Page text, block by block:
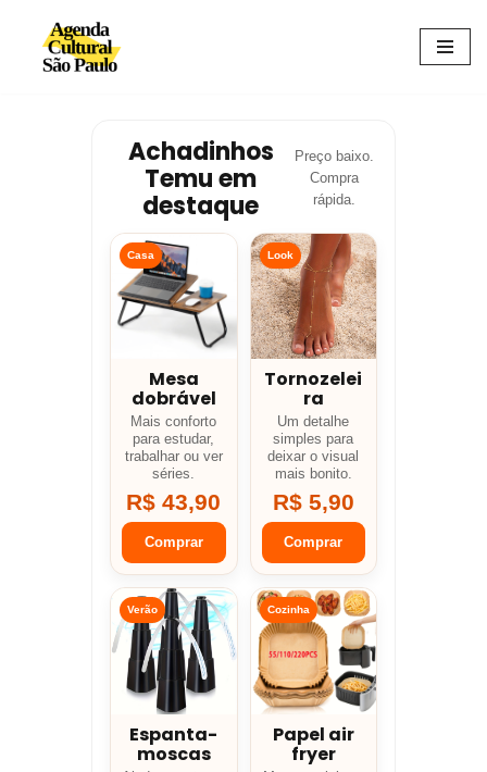
Avançar
Achadinhos
Temu em
destaque
Preço baixo.
Compra
rápida.
Casa
Mesa
dobrável
Mais conforto
para estudar,
trabalhar ou ver
séries.
R$ 43,90
Comprar
Look
Tornozelei
ra
Um detalhe
simples para
deixar o visual
mais bonito.
R$ 5,90
Comprar
Verão
Espanta-
moscas
Cozinha
Papel air
fryer